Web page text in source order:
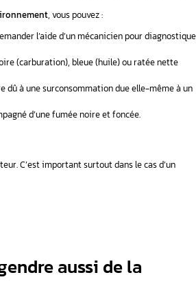
de toit
sur les autoroutes et les routes :
les ;
une ou deux bombes anti-crevaison ;
l’essuie-glace, les sièges
;
nombreux, plus vous consommez
polluez.